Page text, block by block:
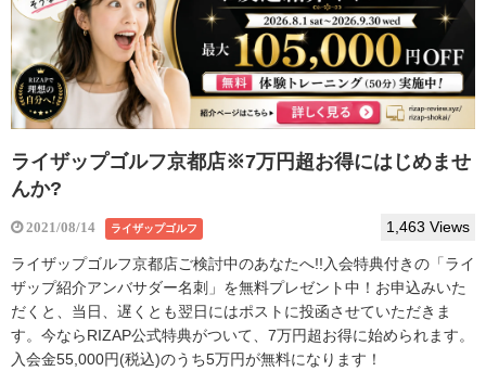
ライザップゴルフ京都店※7万円超お得にはじめませ
んか?
2021/08/14 ライザップゴルフ 1,463 Views
ライザップゴルフ京都店ご検討中のあなたへ!!入会特典付きの「ライ
ザップ紹介アンバサダー名刺」を無料プレゼント中！お申込みいた
だくと、当日、遅くとも翌日にはポストに投函させていただきま
す。今ならRIZAP公式特典がついて、7万円超お得に始められます。
入会金55,000円(税込)のうち5万円が無料になります！